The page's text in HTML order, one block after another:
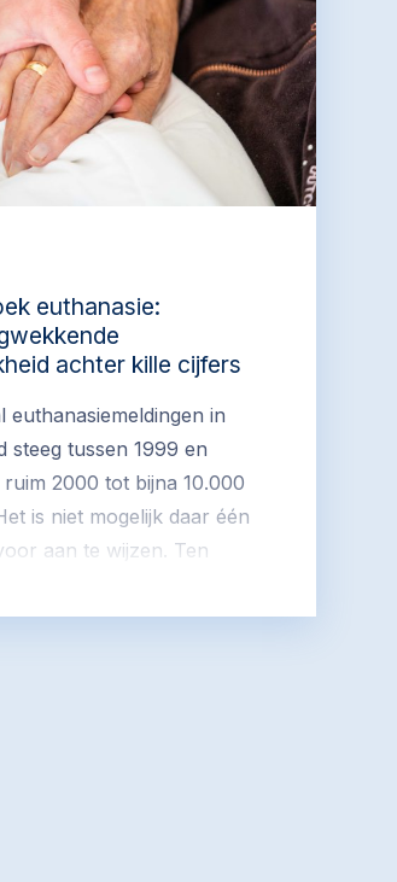
euthanasie:
achter kille cijfers
euthanasiemeldingen in
steeg tussen 1999 en
2000 tot bijna 10.000
is niet mogelijk daar één
aan te wijzen. Ten
in Nederland steeg het